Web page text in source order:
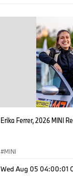
Erika Ferrer, 2026 MINI
MINI
Wed Aug 05 04:00:01